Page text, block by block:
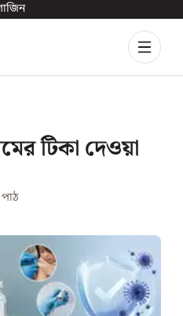
টিকা দেওয়া